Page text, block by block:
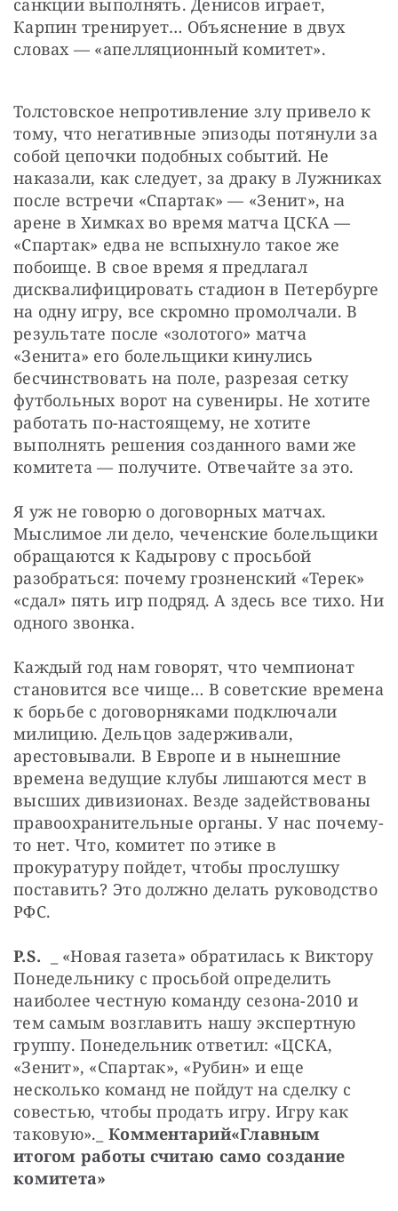
санкции выполнять. Денисов играет,
Карпин тренирует… Объяснение в двух
словах — «апелляционный комитет».
Толстовское непротивление злу привело к
тому, что негативные эпизоды потянули за
собой цепочки подобных событий. Не
наказали, как следует, за драку в Лужниках
после встречи «Спартак» — «Зенит», на
арене в Химках во время матча ЦСКА —
«Спартак» едва не вспыхнуло такое же
побоище. В свое время я предлагал
дисквалифицировать стадион в Петербурге
на одну игру, все скромно промолчали. В
результате после «золотого» матча
«Зенита» его болельщики кинулись
бесчинствовать на поле, разрезая сетку
футбольных ворот на сувениры. Не хотите
работать по-настоящему, не хотите
выполнять решения созданного вами же
комитета — получите. Отвечайте за это.
Я уж не говорю о договорных матчах.
Мыслимое ли дело, чеченские болельщики
обращаются к Кадырову с просьбой
разобраться: почему грозненский «Терек»
«сдал» пять игр подряд. А здесь все тихо. Ни
одного звонка.
Каждый год нам говорят, что чемпионат
становится все чище… В советские времена
к борьбе с договорняками подключали
милицию. Дельцов задерживали,
арестовывали. В Европе и в нынешние
времена ведущие клубы лишаются мест в
высших дивизионах. Везде задействованы
правоохранительные органы. У нас почему-
то нет. Что, комитет по этике в
прокуратуру пойдет, чтобы прослушку
поставить? Это должно делать руководство
РФС.
P.S.
  _ «Новая газета» обратилась к Виктору
Понедельнику с просьбой определить
наиболее честную команду сезона-2010 и
тем самым возглавить нашу экспертную
группу. Понедельник ответил: «ЦСКА,
«Зенит», «Спартак», «Рубин» и еще
несколько команд не пойдут на сделку с
совестью, чтобы продать игру. Игру как
таковую»._
Комментарий«Главным
итогом работы считаю само создание
комитета»